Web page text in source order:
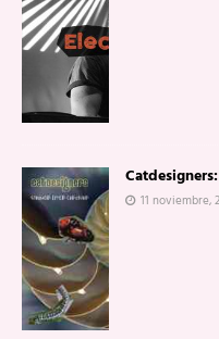
11 noviembre,